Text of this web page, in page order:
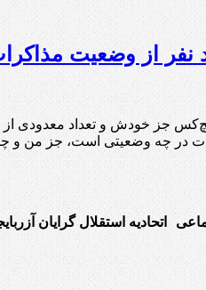
از وضعیت مذاکرات
جز خودش و تعداد معدودی از
در چه وضعیتی است، جز من و
اتحادیه استقلال گرایان